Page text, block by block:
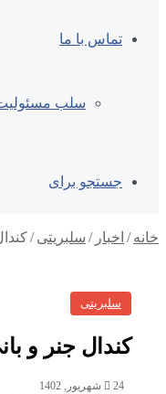
تماس با ما
سلب
جستجو برای
خانه / اخبار / سلبریتی /
سلبریتی
کندال جنر و
24 شهریور, 1402